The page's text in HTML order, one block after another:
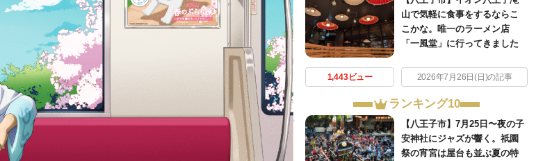
山で気軽に食事をするならこ
こかな。唯一のラーメン店
「一風堂」に行ってきました
1,443ビュー 2026年7月26日(日)の記事
ランキング10
【八王子市】7月25日〜夜の子
安神社にジャズが響く。祇園
祭の宵宮は屋台も並ぶ夏の特